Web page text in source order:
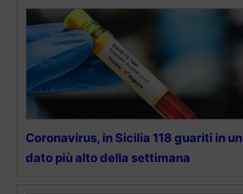
Coronavirus, in Sicilia 118 guariti in
dato più alto della settimana